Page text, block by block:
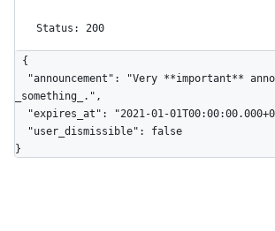
Status: 200
{
_something_.",
}